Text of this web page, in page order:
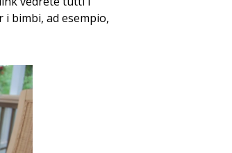
bimbi, ad esempio,